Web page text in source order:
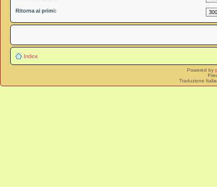
Ritorna ai primi:
Indice
Powered by
Traduzione